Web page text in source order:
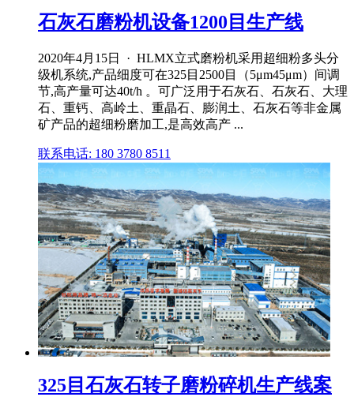
石灰石磨粉机设备1200目生产线
2020年4月15日 · HLMX立式磨粉机采用超细粉多头分
级机系统,产品细度可在325目2500目（5μm45μm）间调
节,高产量可达40t/h 。可广泛用于石灰石、石灰石、大理
石、重钙、高岭土、重晶石、膨润土、石灰石等非金属
矿产品的超细粉磨加工,是高效高产 ...
联系电话: 180 3780 8511
325目石灰石转子磨粉碎机生产线案